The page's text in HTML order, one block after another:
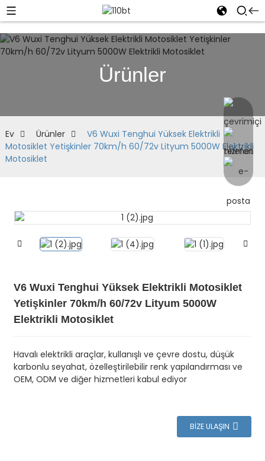
Ürünler
Ev Ürünler
V6 Wuxi Tenghui Yüksek Elektrikli
Motosiklet Yetişkinler 70km/h 60/72v Lityum 5000W Elektrikli
Motosiklet
V6 Wuxi Tenghui Yüksek Elektrikli Motosiklet
Yetişkinler 70km/h 60/72v Lityum 5000W
Elektrikli Motosiklet
Havalı elektrikli araçlar, kullanışlı ve çevre dostu, düşük
karbonlu seyahat, özelleştirilebilir renk yapılandırması ve
OEM, ODM ve diğer hizmetleri kabul ediyor
BIZE ULAŞIN